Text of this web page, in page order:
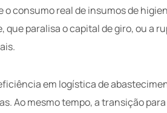
o consumo real de insumos de
que paralisa o capital de giro, ou a
em logística de
Ao mesmo tempo, a transição